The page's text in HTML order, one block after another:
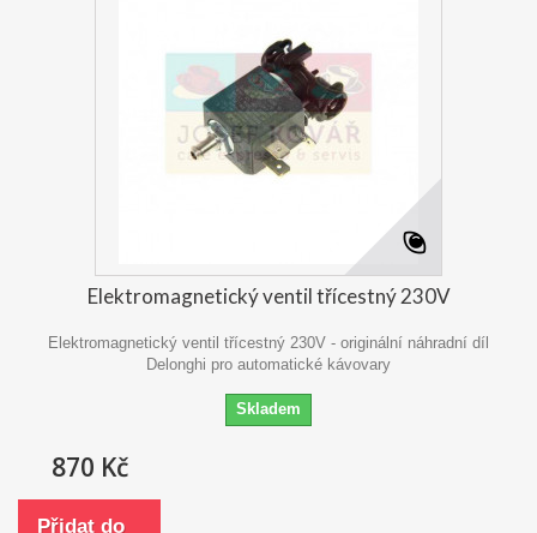
Elektromagnetický ventil třícestný 230V
Elektromagnetický ventil třícestný 230V - originální náhradní díl
Delonghi pro automatické kávovary
Skladem
870 Kč
Přidat do